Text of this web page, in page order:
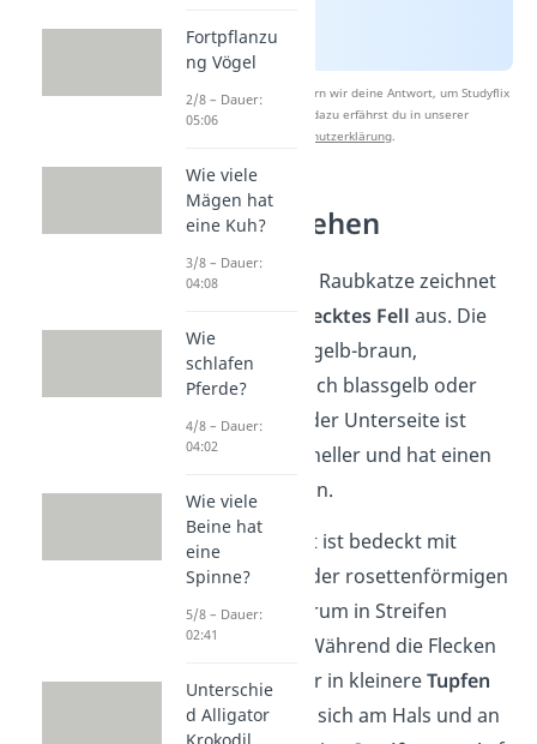
Nach Beantwortung speichern wir deine Antwort, um Studyflix
zu verbessern. Mehr dazu erfährst du in unserer
Datenschutzerklärung.
Ozelot Aussehen
Die amerikanische Raubkatze zeichnet
geflecktes Fell aus. Die
Fellfarbe ist meist gelb-braun,
manchmal aber auch blassgelb oder
grau. Das Fell auf der Unterseite ist
dagegen deutlich heller und hat einen
eher weißlichen Ton.
Das Fell des Ozelot ist bedeckt mit
schwarzen ring- oder rosettenförmigen
Flecken, die wiederum in Streifen
angeordnet sind. Während die Flecken
an den Beinen eher in kleinereTupfen
übergehen, bilden sich am Hals und an
Fortpflanzu
ng Vögel
2/8 – Dauer:
05:06
Wie viele
Mägen hat
eine Kuh?
3/8 – Dauer:
04:08
Wie
schlafen
Pferde?
4/8 – Dauer:
04:02
Wie viele
Beine hat
eine
Spinne?
5/8 – Dauer:
02:41
Unterschie
d Alligator
Krokodil